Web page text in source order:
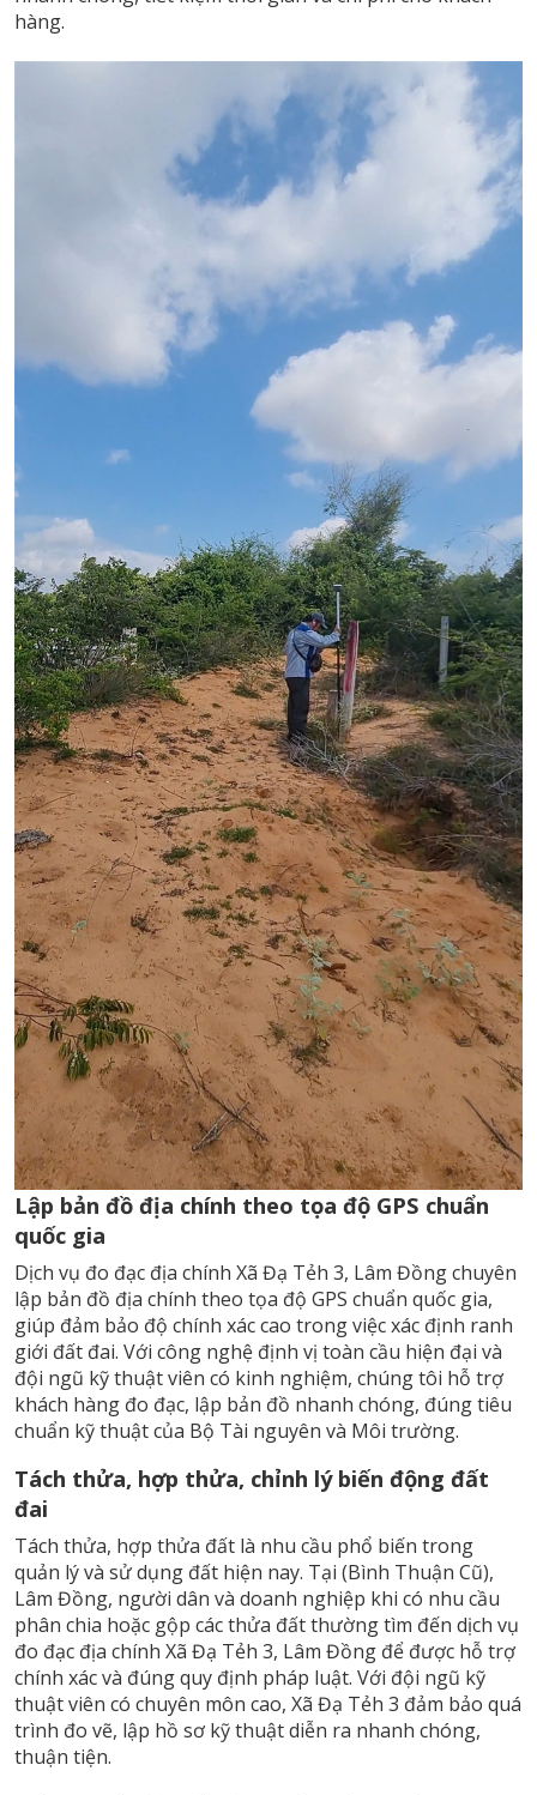
hàng.
Lập bản đồ địa chính theo tọa độ GPS chuẩn
quốc gia
Dịch vụ đo đạc địa chính Xã Đạ Tẻh 3, Lâm Đồng chuyên
lập bản đồ địa chính theo tọa độ GPS chuẩn quốc gia,
giúp đảm bảo độ chính xác cao trong việc xác định ranh
giới đất đai. Với công nghệ định vị toàn cầu hiện đại và
đội ngũ kỹ thuật viên có kinh nghiệm, chúng tôi hỗ trợ
khách hàng đo đạc, lập bản đồ nhanh chóng, đúng tiêu
chuẩn kỹ thuật của Bộ Tài nguyên và Môi trường.
Tách thửa, hợp thửa, chỉnh lý biến động đất
đai
Tách thửa, hợp thửa đất là nhu cầu phổ biến trong
quản lý và sử dụng đất hiện nay. Tại (Bình Thuận Cũ),
Lâm Đồng, người dân và doanh nghiệp khi có nhu cầu
phân chia hoặc gộp các thửa đất thường tìm đến dịch vụ
đo đạc địa chính Xã Đạ Tẻh 3, Lâm Đồng để được hỗ trợ
chính xác và đúng quy định pháp luật. Với đội ngũ kỹ
thuật viên có chuyên môn cao, Xã Đạ Tẻh 3 đảm bảo quá
trình đo vẽ, lập hồ sơ kỹ thuật diễn ra nhanh chóng,
thuận tiện.